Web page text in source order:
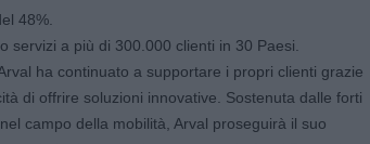
48%.
servizi a più di 300.000 clienti in 30 Paesi.
ha continuato a supportare i propri clienti grazie
di offrire soluzioni innovative. Sostenuta dalle forti
campo della mobilità, Arval proseguirà il suo